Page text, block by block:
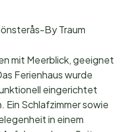
By Traum
mit Meerblick, geeignet
Ferienhaus wurde
eingerichtet
Ein Schlafzimmer sowie
in einem